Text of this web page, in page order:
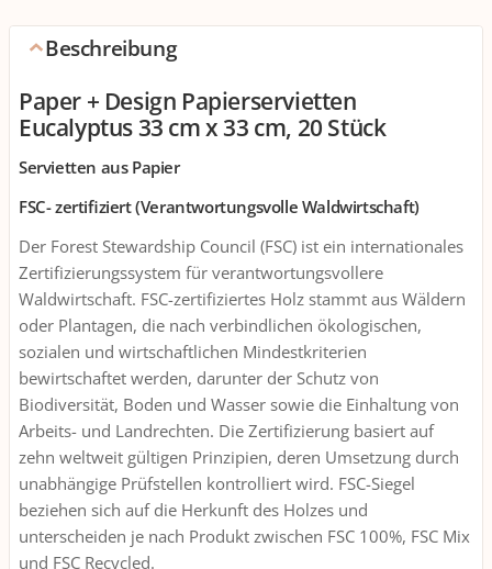
Beschreibung
Paper + Design Papierservietten
Eucalyptus 33 cm x 33 cm, 20 Stück
Servietten aus Papier
FSC- zertifiziert (Verantwortungsvolle Waldwirtschaft)
Der Forest Stewardship Council (FSC) ist ein internationales
Zertifizierungssystem für verantwortungsvollere
Waldwirtschaft. FSC-zertifiziertes Holz stammt aus Wäldern
oder Plantagen, die nach verbindlichen ökologischen,
sozialen und wirtschaftlichen Mindestkriterien
bewirtschaftet werden, darunter der Schutz von
Biodiversität, Boden und Wasser sowie die Einhaltung von
Arbeits- und Landrechten. Die Zertifizierung basiert auf
zehn weltweit gültigen Prinzipien, deren Umsetzung durch
unabhängige Prüfstellen kontrolliert wird. FSC-Siegel
beziehen sich auf die Herkunft des Holzes und
unterscheiden je nach Produkt zwischen FSC 100%, FSC Mix
und FSC Recycled.